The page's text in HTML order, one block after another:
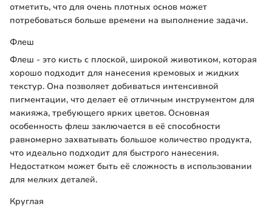
отметить, что для очень плотных основ может
потребоваться больше времени на выполнение задачи.
Флеш
Флеш - это кисть с плоской, широкой животиком, которая
хорошо подходит для нанесения кремовых и жидких
текстур. Она позволяет добиваться интенсивной
пигментации, что делает её отличным инструментом для
макияжа, требующего ярких цветов. Основная
особенность флеш заключается в её способности
равномерно захватывать большое количество продукта,
что идеально подходит для быстрого нанесения.
Недостатком может быть её сложность в использовании
для мелких деталей.
Круглая